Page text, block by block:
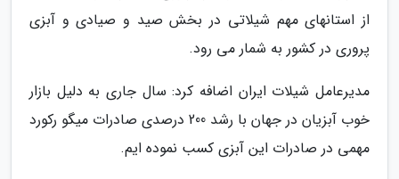
از استانهای مهم شیلاتی در بخش صید و صیادی و آبزی
پروری در کشور به شمار می رود.
مدیرعامل شیلات ایران اضافه کرد: سال جاری به دلیل بازار
خوب آبزیان در جهان با رشد 200 درصدی صادرات میگو رکورد
مهمی در صادرات این آبزی کسب نموده ایم.